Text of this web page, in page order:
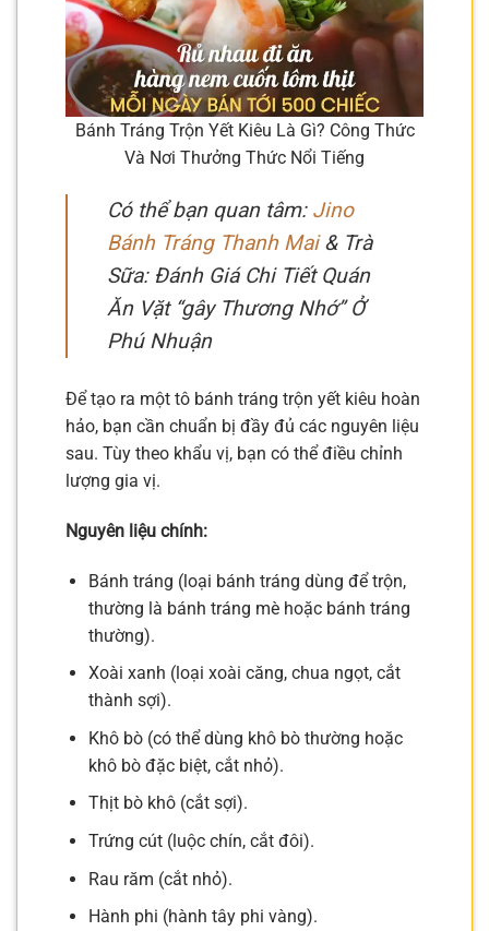
Bánh Tráng Trộn Yết Kiêu Là Gì? Công Thức
Và Nơi Thưởng Thức Nổi Tiếng
Có thể bạn quan tâm: Jino
Bánh Tráng Thanh Mai& Trà
Sữa: Đánh Giá Chi Tiết Quán
Ăn Vặt “gây Thương Nhớ” Ở
Phú Nhuận
Để tạo ra một tô bánh tráng trộn yết kiêu hoàn
hảo, bạn cần chuẩn bị đầy đủ các nguyên liệu
sau. Tùy theo khẩu vị, bạn có thể điều chỉnh
lượng gia vị.
Nguyên liệu chính:
Bánh tráng (loại bánh tráng dùng để trộn,
thường là bánh tráng mè hoặc bánh tráng
thường).
Xoài xanh (loại xoài căng, chua ngọt, cắt
thành sợi).
Khô bò (có thể dùng khô bò thường hoặc
khô bò đặc biệt, cắt nhỏ).
Thịt bò khô (cắt sợi).
Trứng cút (luộc chín, cắt đôi).
Rau răm (cắt nhỏ).
Hành phi (hành tây phi vàng).